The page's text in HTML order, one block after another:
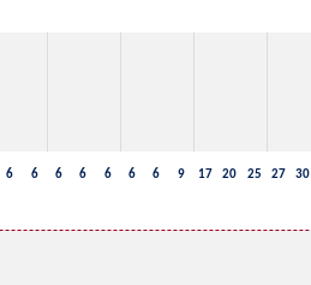
6 6 6 6 6 6 6 9 17 20 25 27 30